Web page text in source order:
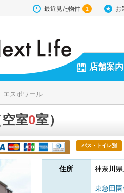
最近見た物件 1 お
店舗案内
エスポワール
室0室）
バス・トイレ別
住所 神奈川
東急田